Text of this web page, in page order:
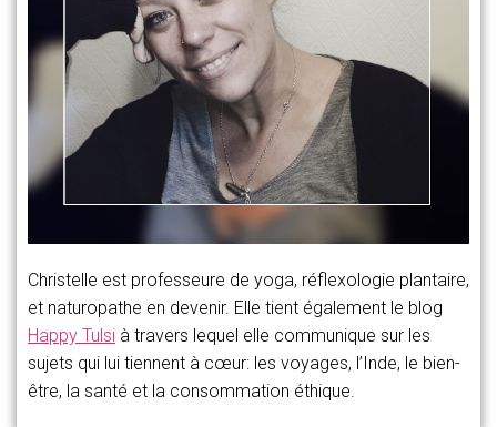
Christelle est professeure de yoga, réflexologie plantaire,
et naturopathe en devenir. Elle tient également le blog
Happy Tulsi à travers lequel elle communique sur les
sujets qui lui tiennent à cœur: les voyages, l’Inde, le bien-
être, la santé et la consommation éthique.